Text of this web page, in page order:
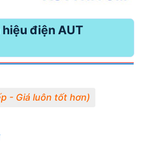
điện AUT